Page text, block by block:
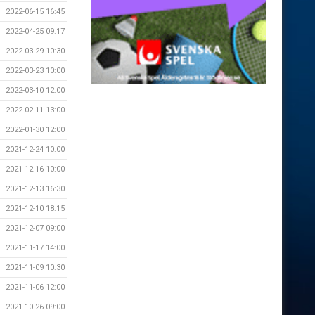
2022-06-15 16:45
2022-04-25 09:17
2022-03-29 10:30
2022-03-23 10:00
2022-03-10 12:00
2022-02-11 13:00
2022-01-30 12:00
2021-12-24 10:00
2021-12-16 10:00
2021-12-13 16:30
2021-12-10 18:15
2021-12-07 09:00
2021-11-17 14:00
2021-11-09 10:30
2021-11-06 12:00
2021-10-26 09:00